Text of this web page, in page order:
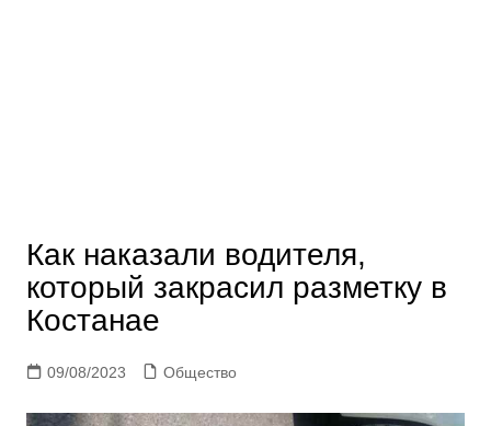
Как наказали водителя,
который закрасил разметку в
Костанае
09/08/2023 Общество